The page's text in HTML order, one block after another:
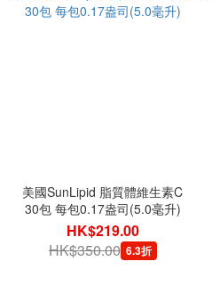
美國SunLipid 脂質體維生素C
30包 每包0.17盎司(5.0毫升)
HK$219.00
HK$350.00 6.3折